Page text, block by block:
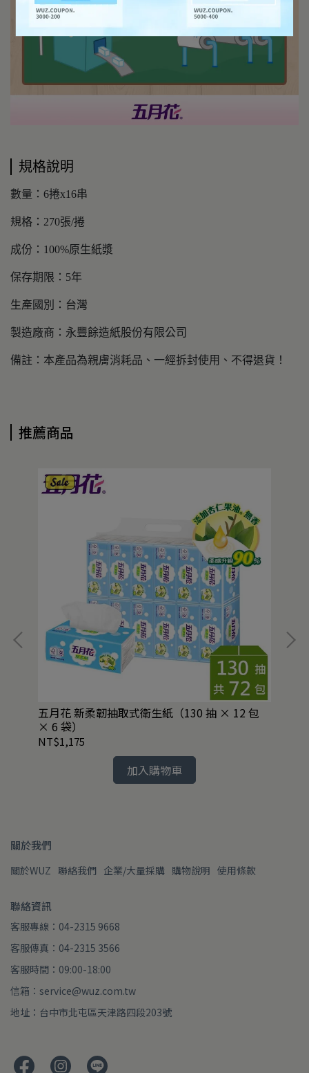
規格說明
數量：6捲x16串
規格：270張/捲
成份：100%原生紙漿
保存期限：5年
生產國別：台灣
製造廠商：永豐餘造紙股份有限公司
備註：本產品為親膚消耗品、一經拆封使用、不得退貨！
推薦商品
五月花 新柔韌抽取式衛生紙（130 抽 × 12 包
× 6 袋）
NT$1,175
加入購物車
關於我們
關於WUZ 聯絡我們 企業/大量採購 購物說明 使用條款
聯絡資訊
客服專線：04-2315 9668
客服傳真：04-2315 3566
客服時間：09:00-18:00
信箱：service@wuz.com.tw
地址：台中市北屯區天津路四段203號